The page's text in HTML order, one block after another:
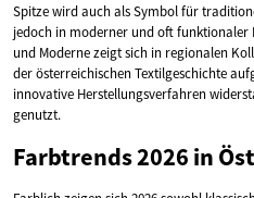
Spitze wird auch als Symbol für
jedoch in moderner und oft
und Moderne zeigt sich in regionalen
der österreichischen Textilgeschichte
innovative Herstellungsverfahren
genutzt.
Farbtrends 2026 in